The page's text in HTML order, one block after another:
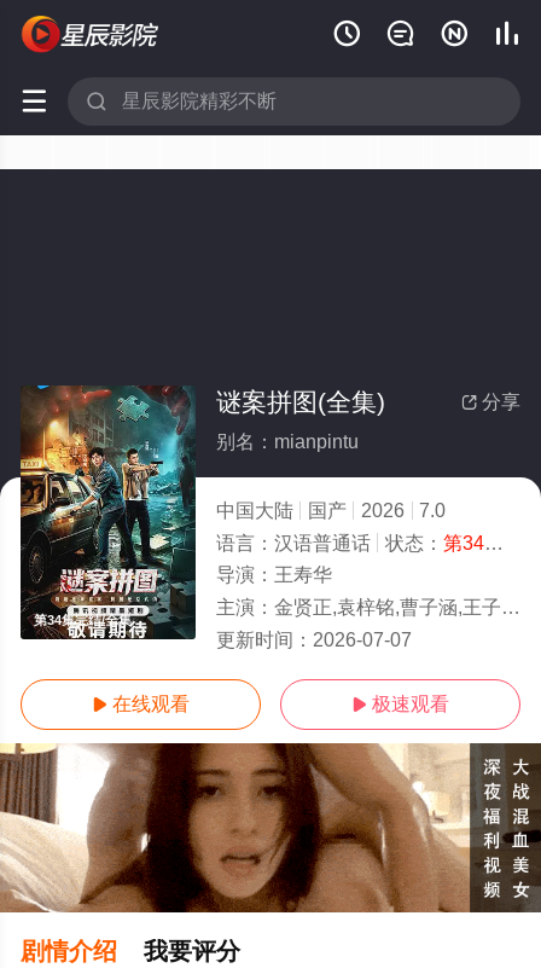
   
 
第34集完结/全集
 分享
谜案拼图(全集)
别名：mianpintu
中国大陆 国产 2026
7.0
语言： 汉语普通话 状态： 第34集完结
导演： 王寿华
主演： 金贤正,袁梓铭,曹子涵,王子宸,李肖宁,延翔,潘子昕,曹祁元,刘佳萌,赵刚,苏雨润,宋一,周子贺,曹娜,沈天
更新时间： 2026-07-07
 在线观看  极速观看
剧情介绍 我要评分